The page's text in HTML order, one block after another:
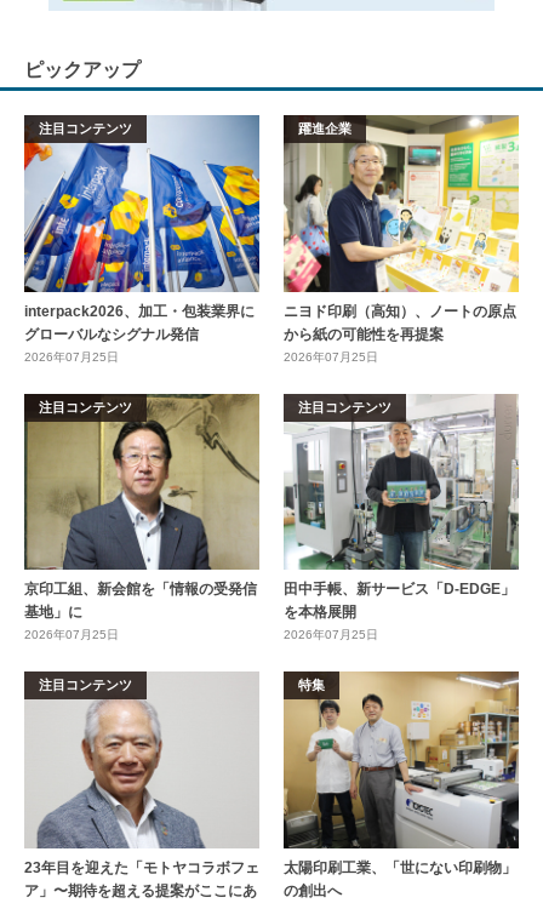
ピックアップ
注目コンテンツ
interpack2026、加工・包装業界に
グローバルなシグナル発信
2026年07月25日
躍進企業
ニヨド印刷（高知）、ノートの原点
から紙の可能性を再提案
2026年07月25日
注目コンテンツ
京印工組、新会館を「情報の受発信
基地」に
2026年07月25日
注目コンテンツ
田中手帳、新サービス「D-EDGE」
を本格展開
2026年07月25日
注目コンテンツ
23年目を迎えた「モトヤコラボフェ
ア」〜期待を超える提案がここにあ
特集
太陽印刷工業、「世にない印刷物」
の創出へ